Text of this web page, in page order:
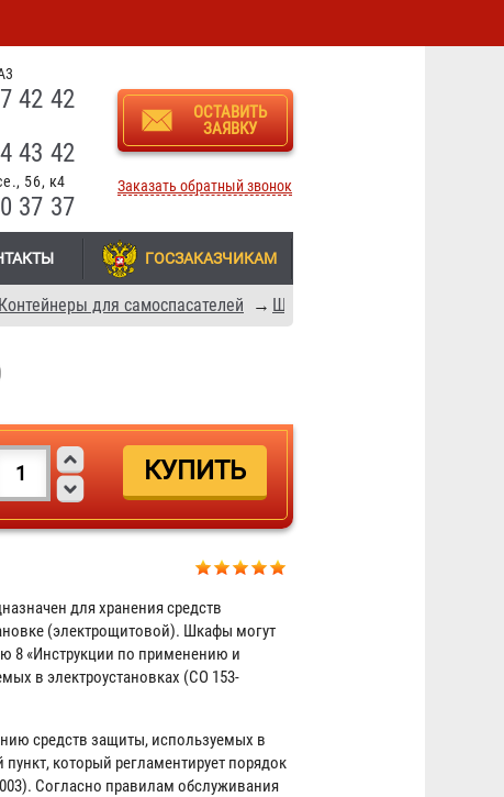
42 42
43 42
56, к4
37 37
ОСТАВИТЬ
ЗАЯВКУ
Заказать обратный звонок
ГОСЗАКАЗЧИКАМ
Контейнеры для самоспасателей →
для хранения средств
(электрощитовой). Шкафы могут
8 «Инструкции по применению и
в электроустановках (СО 153-
средств защиты, используемых в
который регламентирует порядок
Согласно правилам обслуживания
закрытый "Балтика"
2200х600x400